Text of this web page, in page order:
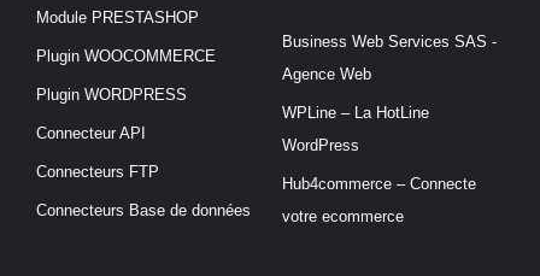
Module PRESTASHOP
Plugin WOOCOMMERCE
Plugin WORDPRESS
Connecteur API
Connecteurs FTP
Connecteurs Base de données
Business Web Services SAS -
Agence Web
WPLine – La HotLine
WordPress
Hub4commerce – Connecte
votre ecommerce